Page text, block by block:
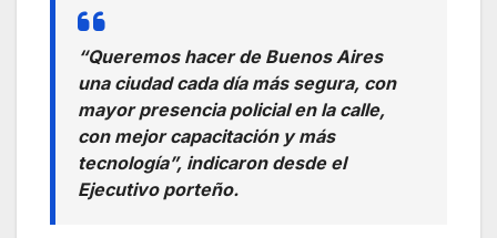
“Queremos hacer de Buenos Aires
una ciudad cada día más segura, con
mayor presencia policial en la calle,
con mejor capacitación y más
tecnología”, indicaron desde el
Ejecutivo porteño.